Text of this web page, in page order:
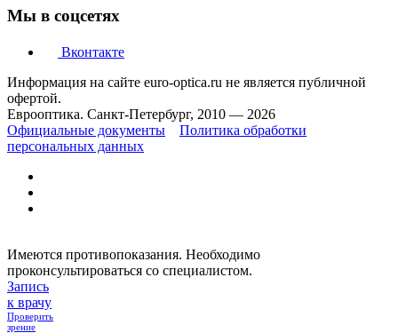
Мы в соцсетях
Вконтакте
Информация на сайте euro-optica.ru не является публичной
офертой.
Еврооптика. Санкт-Петербург, 2010 — 2026
Официальные документы
Политика обработки
персональных данных
Имеются противопоказания. Необходимо
проконсультироваться со специалистом.
Запись
к врачу
Проверить
зрение